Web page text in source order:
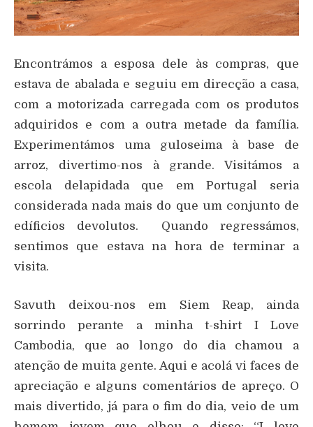
Encontrámos a esposa dele às compras, que
estava de abalada e seguiu em direcção a casa,
com a motorizada carregada com os produtos
adquiridos e com a outra metade da família.
Experimentámos uma guloseima à base de
arroz, divertimo-nos à grande. Visitámos a
escola delapidada que em Portugal seria
considerada nada mais do que um conjunto de
edíficios devolutos. Quando regressámos,
sentimos que estava na hora de terminar a
visita.
Savuth deixou-nos em Siem Reap, ainda
sorrindo perante a minha t-shirt I Love
Cambodia, que ao longo do dia chamou a
atenção de muita gente. Aqui e acolá vi faces de
apreciação e alguns comentários de apreço. O
mais divertido, já para o fim do dia, veio de um